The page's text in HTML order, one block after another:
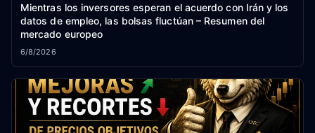
Mientras los inversores esperan el acuerdo con Irán y los
datos de empleo, las bolsas fluctúan – Resumen del
mercado europeo
6/8/2026